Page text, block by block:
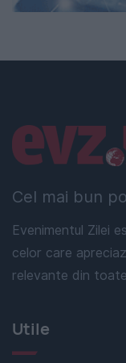
Cel mai bun
Evenimentul Zilei
celor care
relevante din
Linkuri utile
Utile